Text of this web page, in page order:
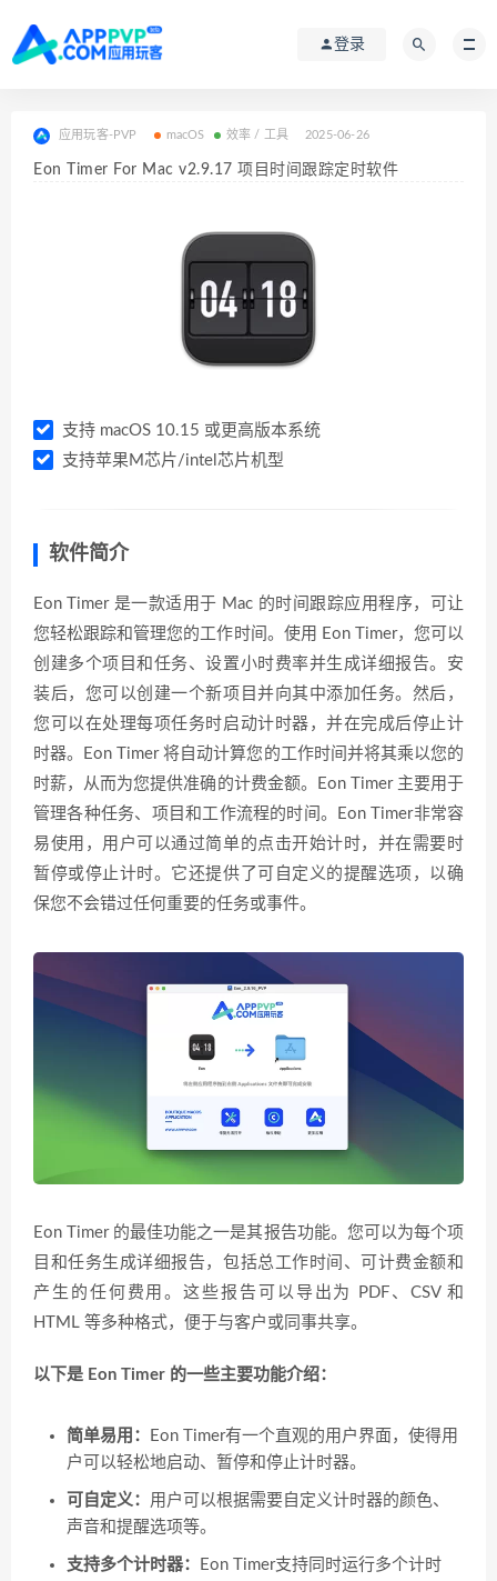
登录
应用玩客-PVP macOS 效率 / 工具 2025-06-26
Eon Timer For Mac v2.9.17 项目时间跟踪定时软件
支持 macOS 10.15 或更高版本系统
支持苹果M芯片/intel芯片机型
软件简介
Eon Timer 是一款适用于 Mac 的时间跟踪应用程序，可让
您轻松跟踪和管理您的工作时间。使用 Eon Timer，您可以
创建多个项目和任务、设置小时费率并生成详细报告。安
装后，您可以创建一个新项目并向其中添加任务。然后，
您可以在处理每项任务时启动计时器，并在完成后停止计
时器。Eon Timer 将自动计算您的工作时间并将其乘以您的
时薪，从而为您提供准确的计费金额。Eon Timer 主要用于
管理各种任务、项目和工作流程的时间。Eon Timer非常容
易使用，用户可以通过简单的点击开始计时，并在需要时
暂停或停止计时。它还提供了可自定义的提醒选项，以确
保您不会错过任何重要的任务或事件。
Eon Timer 的最佳功能之一是其报告功能。您可以为每个项
目和任务生成详细报告，包括总工作时间、可计费金额和
产生的任何费用。这些报告可以导出为 PDF、CSV 和
HTML 等多种格式，便于与客户或同事共享。
以下是 Eon Timer 的一些主要功能介绍：
简单易用：
Eon Timer有一个直观的用户界面，使得用
户可以轻松地启动、暂停和停止计时器。
可自定义： 用户可以根据需要自定义计时器的颜色、
声音和提醒选项等。
支持多个计时器：
Eon Timer支持同时运行多个计时